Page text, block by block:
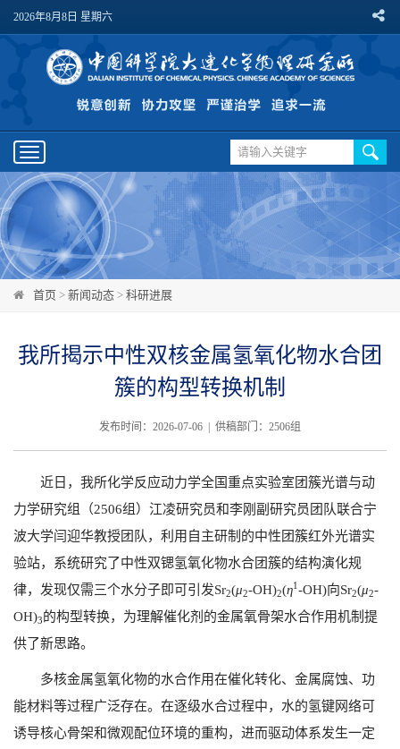
2026年8月8日 星期六
Toggle
navigation
首页 > 新闻动态 > 科研进展
我所揭示中性双核金属氢氧化物水合团
簇的构型转换机制
发布时间：2026-07-06 | 供稿部门：2506组
近日，我所化学反应动力学全国重点实验室团簇光谱与动
力学研究组（2506组）江凌研究员和李刚副研究员团队联合宁
波大学闫迎华教授团队，利用自主研制的中性团簇红外光谱实
验站，系统研究了中性双锶氢氧化物水合团簇的结构演化规
律，发现仅需三个水分子即可引发Sr2(μ2-OH)2(η1 -OH)向Sr2(μ2-
OH)3的构型转换，为理解催化剂的金属氧骨架水合作用机制提
供了新思路。
多核金属氢氧化物的水合作用在催化转化、金属腐蚀、功
能材料等过程广泛存在。在逐级水合过程中，水的氢键网络可
诱导核心骨架和微观配位环境的重构，进而驱动体系发生一定